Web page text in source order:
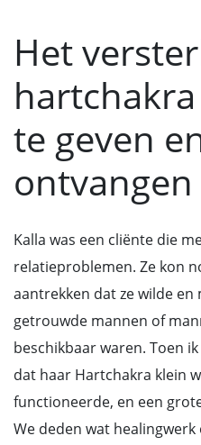
Het
te geven
ontvangen
Kalla was een cliënte die
relatieproblemen. Ze kon
aantrekken dat ze wilde
getrouwde mannen of
beschikbaar waren. Toen
dat haar Hartchakra klein
functioneerde, en een
We deden wat